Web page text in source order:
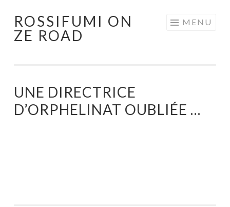
Aller
au
ROSSIFUMI ON
ZE ROAD
MENU
UNE DIRECTRICE
D’ORPHELINAT OUBLIÉE …